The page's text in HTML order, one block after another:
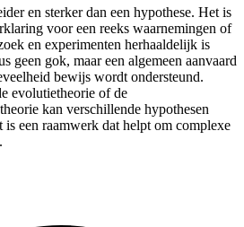
en sterker dan een hypothese. Het is
voor een reeks waarnemingen of
en experimenten herhaaldelijk is
geen gok, maar een algemeen aanvaard
bewijs wordt ondersteund.
evolutietheorie of de
kan verschillende hypothesen
een raamwerk dat helpt om complexe